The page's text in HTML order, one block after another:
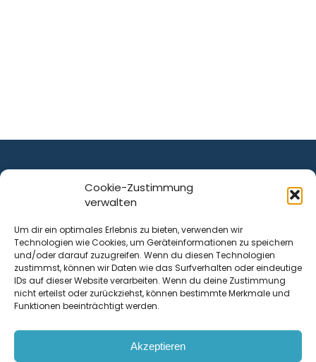
Cookie-Zustimmung
verwalten
Um dir ein optimales Erlebnis zu bieten, verwenden wir
Technologien wie Cookies, um Geräteinformationen zu speichern
und/oder darauf zuzugreifen. Wenn du diesen Technologien
zustimmst, können wir Daten wie das Surfverhalten oder eindeutige
IDs auf dieser Website verarbeiten. Wenn du deine Zustimmung
nicht erteilst oder zurückziehst, können bestimmte Merkmale und
Funktionen beeinträchtigt werden.
Akzeptieren
ist ein Service von
Krenn Real GmbH
Tischlerstraße 12
4050Traun| Österreich
Kontakt